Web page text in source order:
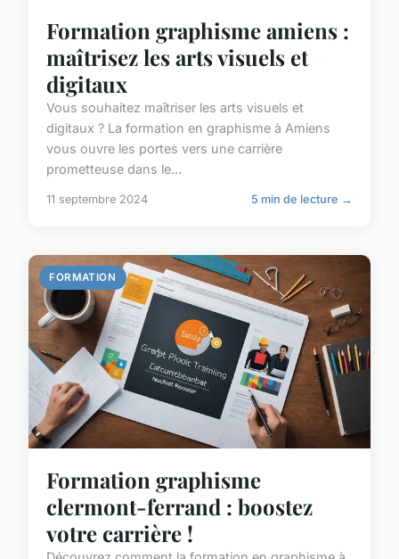
Formation graphisme amiens :
maîtrisez les arts visuels et
digitaux
Vous souhaitez maîtriser les arts visuels et
digitaux ? La formation en graphisme à Amiens
vous ouvre les portes vers une carrière
prometteuse dans le...
11 septembre 2024 5 min de lecture →
FORMATION
Formation graphisme
clermont-ferrand : boostez
votre carrière !